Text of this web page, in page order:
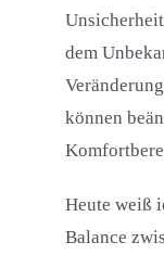
dem
können
Heute weiß
Balance